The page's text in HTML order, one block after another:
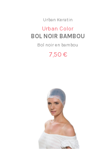
Urban Keratin
Urban Color
BOL NOIR BAMBOU
Bol noir en bambou
7,50 €